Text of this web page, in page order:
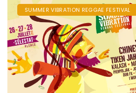
SUMMER VIBRATION REGGAE FESTIVAL